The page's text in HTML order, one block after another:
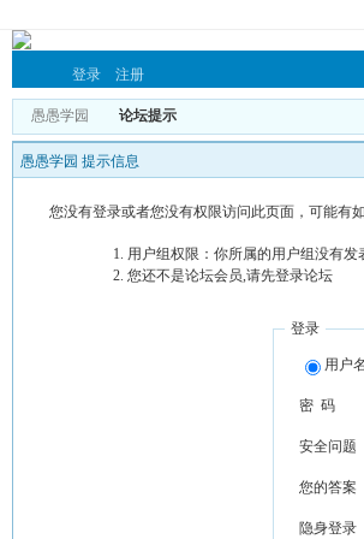
登录 注册
愚愚学园 论坛提示
愚愚学园 提示信息
您没有登录或者您没有权限访问此页面，可能有
用户组权限：你所属的用户组没有发
您还不是论坛会员,请先登录论坛
登录
用户名
密 码
安全问题
您的答案
隐身登录